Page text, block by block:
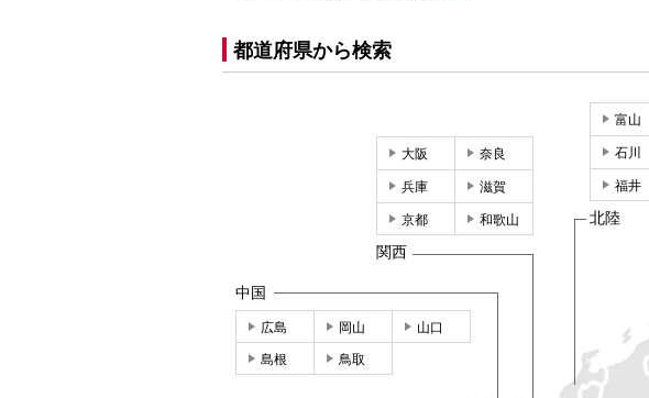
都道府県から検索
富山
石川
福井
北陸
大阪 奈良
兵庫 滋賀
京都 和歌山
関西
中国
広島 岡山 山口
島根 鳥取